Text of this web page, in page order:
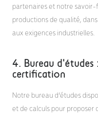
partenaires et notre savoir-
productions de qualité,
aux exigences industrielles.
4. Bureau
certification
Notre bureau d’études
et de calculs pour proposer